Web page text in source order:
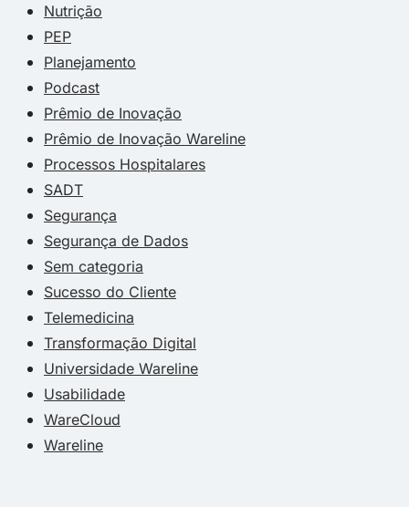
Nutrição
PEP
Planejamento
Podcast
Prêmio de Inovação
Prêmio de Inovação Wareline
Processos Hospitalares
SADT
Segurança
Segurança de Dados
Sem categoria
Sucesso do Cliente
Telemedicina
Transformação Digital
Universidade Wareline
Usabilidade
WareCloud
Wareline